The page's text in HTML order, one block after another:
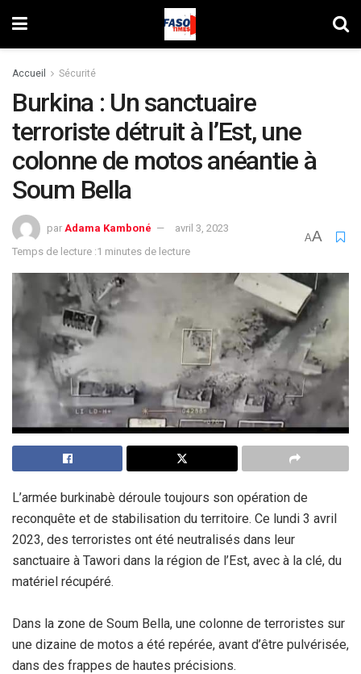
Accueil Sécurité
Burkina : Un sanctuaire
terroriste détruit à l’Est, une
colonne de motos anéantie à
Soum Bella
par Adama Kamboné
avril 3, 2023
Temps de lecture :1 minutes de lecture
AA
L’armée burkinabè déroule toujours son opération de
reconquête et de stabilisation du territoire. Ce lundi 3 avril
2023, des terroristes ont été neutralisés dans leur
sanctuaire à Tawori dans la région de l’Est, avec à la clé, du
matériel récupéré.
Dans la zone de Soum Bella, une colonne de terroristes sur
une dizaine de motos a été repérée, avant d’être pulvérisée,
dans des frappes de hautes précisions.